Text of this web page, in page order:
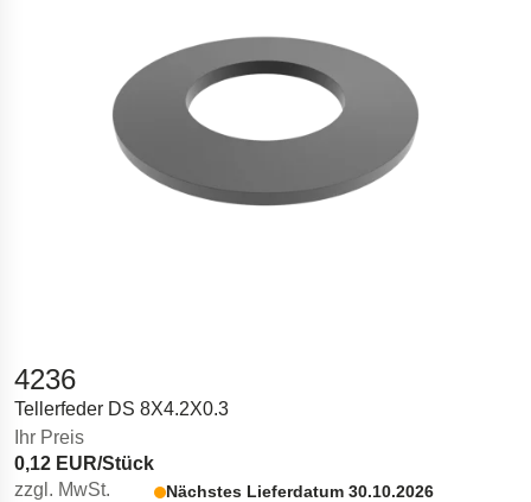
4236
Tellerfeder DS 8X4.2X0.3
Ihr Preis
0,12 EUR/Stück
zzgl. MwSt.
Nächstes Lieferdatum 30.10.2026